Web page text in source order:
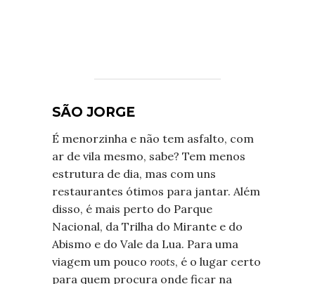
SÃO JORGE
É menorzinha e não tem asfalto, com
ar de vila mesmo, sabe? Tem menos
estrutura de dia, mas com uns
restaurantes ótimos para jantar. Além
disso, é mais perto do Parque
Nacional, da Trilha do Mirante e do
Abismo e do Vale da Lua. Para uma
viagem um pouco roots, é o lugar certo
para quem procura onde ficar na